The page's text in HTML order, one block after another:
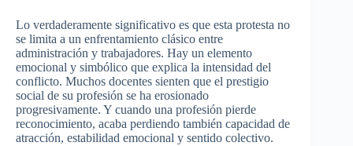
Lo verdaderamente significativo es que esta protesta no
se limita a un enfrentamiento clásico entre
administración y trabajadores. Hay un elemento
emocional y simbólico que explica la intensidad del
conflicto. Muchos docentes sienten que el prestigio
social de su profesión se ha erosionado
progresivamente. Y cuando una profesión pierde
reconocimiento, acaba perdiendo también capacidad de
atracción, estabilidad emocional y sentido colectivo.